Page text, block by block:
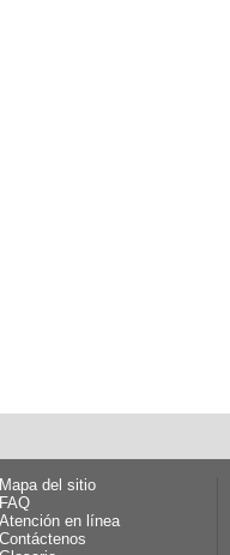
Mapa del sitio
FAQ
Atención en línea
Contáctenos